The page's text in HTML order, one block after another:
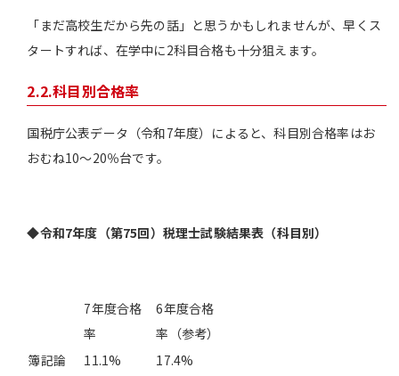
「まだ高校生だから先の話」と思うかもしれませんが、早くス
タートすれば、在学中に2科目合格も十分狙えます。
2.2.科目別合格率
国税庁公表データ（令和7年度）によると、科目別合格率はお
おむね10〜20％台です。
◆令和7年度（第75回）税理士試験結果表（科目別）
7年度合格
率
6年度合格
率（参考）
簿記論
11.1%
17.4%